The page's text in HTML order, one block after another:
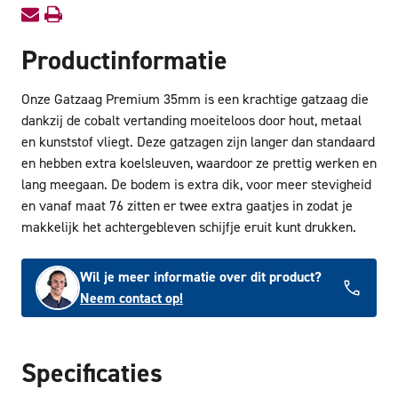
Productinformatie
Onze Gatzaag Premium 35mm is een krachtige gatzaag die
dankzij de cobalt vertanding moeiteloos door hout, metaal
en kunststof vliegt. Deze gatzagen zijn langer dan standaard
en hebben extra koelsleuven, waardoor ze prettig werken en
lang meegaan. De bodem is extra dik, voor meer stevigheid
en vanaf maat 76 zitten er twee extra gaatjes in zodat je
makkelijk het achtergebleven schijfje eruit kunt drukken.
Wil je meer informatie over dit product?
Neem contact op!
Specificaties